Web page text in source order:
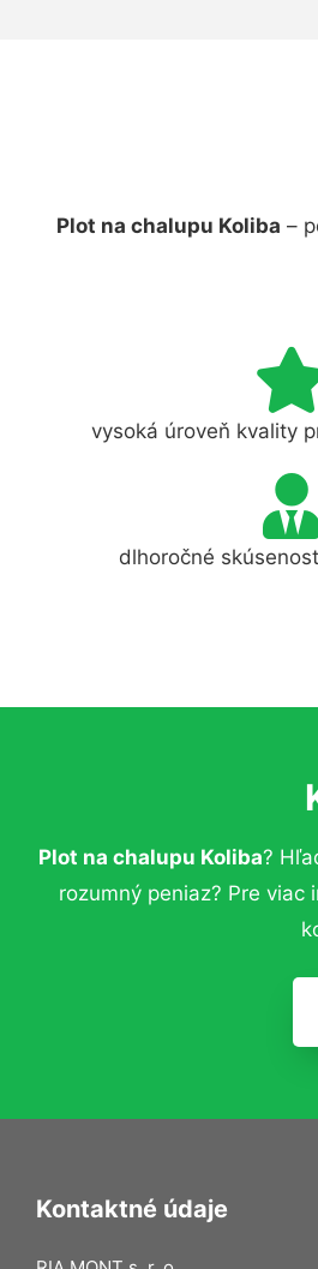
Plot na chalupu Koliba –
vysoká úroveň kvality
dlhoročné
Plot na chalupu Koliba?
rozumný peniaz? Pre viac
Kontaktné údaje